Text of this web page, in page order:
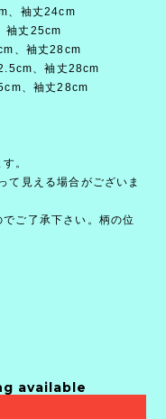
、袖丈24cm
袖丈25cm
、袖丈28cm
、袖丈28cm
、袖丈28cm
。
て見える場合がございま
ご了承下さい。柄の位
available